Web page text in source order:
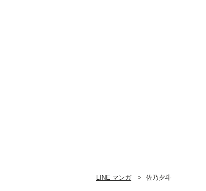
LINE マンガ 佐乃夕斗